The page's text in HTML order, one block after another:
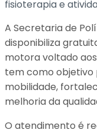
fisioterapia e
A Secretaria de
disponibiliza
motora voltado
tem como
mobilidade,
melhoria da
O atendimento é